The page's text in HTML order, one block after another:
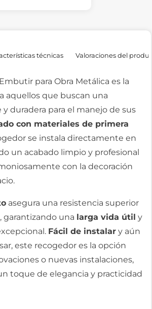
técnicas Valoraciones del
para Obra Metálica es la
aquellos que buscan una
duradera para el manejo de sus
con materiales de primera
se instala directamente en
un acabado limpio y profesional
con la decoración
asegura una resistencia superior
garantizando una larga vida útil y
Fácil de instalar y aún
este recogedor es la opción
o nuevas instalaciones,
toque de elegancia y practicidad